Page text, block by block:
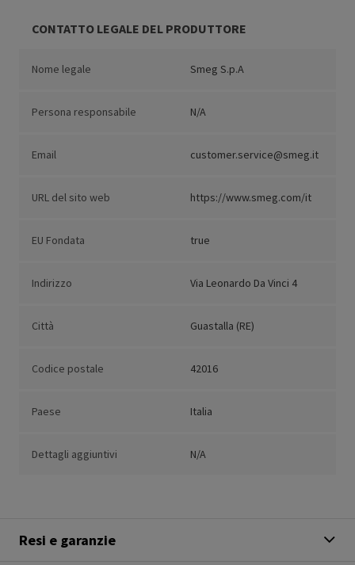
CONTATTO LEGALE DEL PRODUTTORE
Nome legale Smeg S.p.A
Persona responsabile N/A
Email customer.service@smeg.it
URL del sito web https://www.smeg.com/it
EU Fondata true
Indirizzo Via Leonardo Da Vinci 4
Città Guastalla (RE)
Codice postale 42016
Paese Italia
Dettagli aggiuntivi N/A
Resi e garanzie